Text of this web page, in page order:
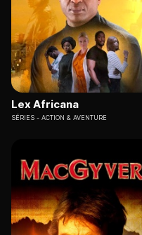
Lex Africana
SÉRIES ACTION & AVENTURE